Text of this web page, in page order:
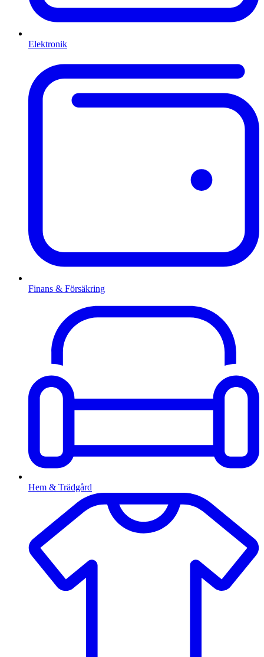
Elektronik
Finans & Försäkring
Hem & Trädgård